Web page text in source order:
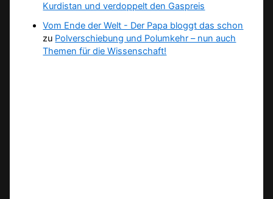
Kurdistan und verdoppelt den Gaspreis
Vom Ende der Welt - Der Papa bloggt das schon
zu Polverschiebung und Polumkehr – nun auch
Themen für die Wissenschaft!